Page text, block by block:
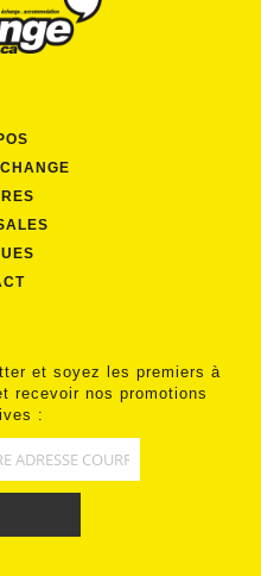
et soyez les premiers à
recevoir nos promotions
: